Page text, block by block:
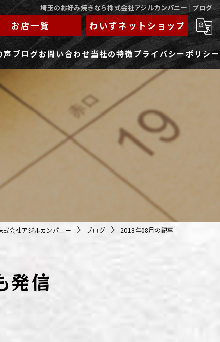
埼玉のお好み焼きなら株式会社アジルカンパニー | ブログ
お店一覧 わいずネットショップ
声 ブログお問い合わせ当社の特徴
もんじゃ
ランチ
焼きそば
鉄板焼き
プライバシーポリシー
会社アジルカンパニー ブログ 2018年08月の記事
発信